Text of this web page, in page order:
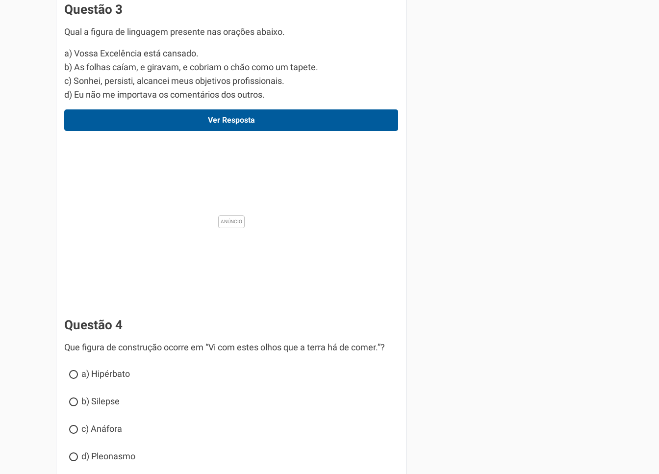
Questão 3
Qual a figura de linguagem presente nas orações abaixo.
a) Vossa Excelência está cansado.
b) As folhas caíam, e giravam, e cobriam o chão como um tapete.
c) Sonhei, persisti, alcancei meus objetivos profissionais.
d) Eu não me importava os comentários dos outros.
Ver Resposta
Questão 4
Que figura de construção ocorre em “Vi com estes olhos que a terra há de comer.”?
a) Hipérbato
b) Silepse
c) Anáfora
d) Pleonasmo